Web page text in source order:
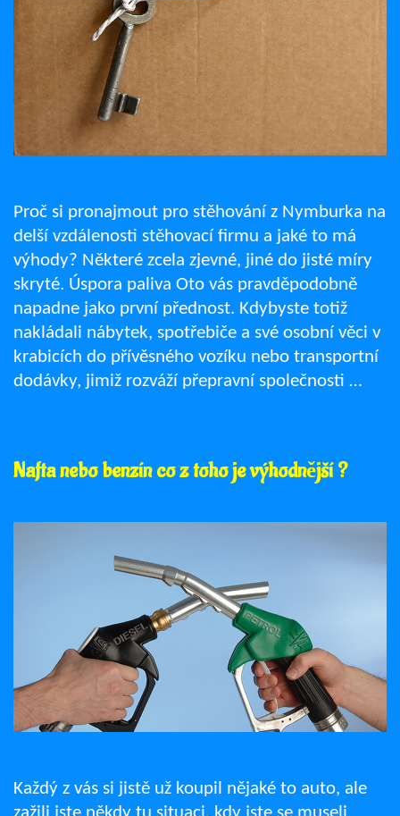
Proč si pronajmout pro stěhování z Nymburka na
delší vzdálenosti stěhovací firmu a jaké to má
výhody? Některé zcela zjevné, jiné do jisté míry
skryté. Úspora paliva Oto vás pravděpodobně
napadne jako první přednost. Kdybyste totiž
nakládali nábytek, spotřebiče a své osobní věci v
krabicích do přívěsného vozíku nebo transportní
dodávky, jimiž rozváží přepravní společnosti …
Nafta nebo benzín co z toho je výhodnější ?
Každý z vás si jistě už koupil nějaké to auto, ale